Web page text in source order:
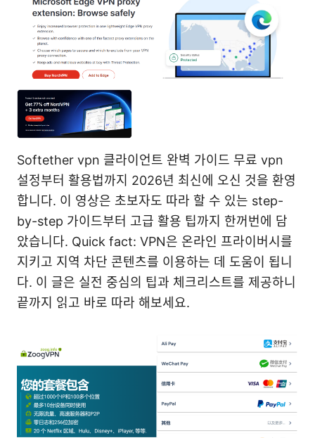
Softether vpn 클라이언트 완벽 가이드 무료 vpn
설정부터 활용법까지 2026년 최신에 오신 것을 환영
합니다. 이 영상은 초보자도 따라 할 수 있는 step-
by-step 가이드부터 고급 활용 팁까지 한꺼번에 담
았습니다. Quick fact: VPN은 온라인 프라이버시를
지키고 지역 차단 콘텐츠를 이용하는 데 도움이 됩니
다. 이 글은 실전 중심의 팁과 체크리스트를 제공하니
끝까지 읽고 바로 따라 해보세요.